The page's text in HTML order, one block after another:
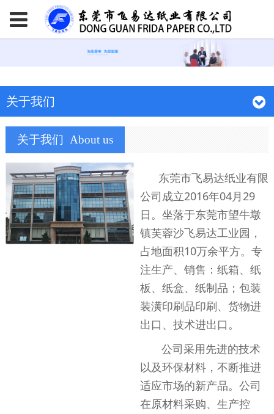
关于我们
关于我们 About us
东莞市飞易达纸业有限
公司成立2016年04月29
日。坐落于东莞市望牛墩
镇芙蓉沙飞易达工业园，
占地面积10万余平方。专
注生产、销售：纸箱、纸
板、纸盒、纸制品；包装
装潢印刷品印刷、货物进
出口、技术进出口。
公司采用先进的技术
以及环保材料，不断推进
适应市场的新产品。公司
在原材料采购、生产控